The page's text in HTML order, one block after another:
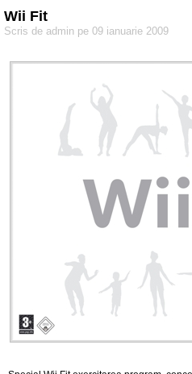
Wii Fit
Scris de admin pe 09 ianuarie 2009